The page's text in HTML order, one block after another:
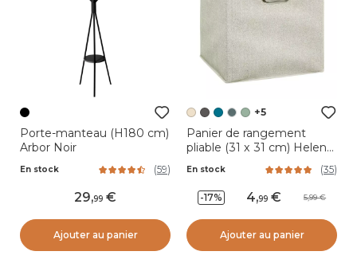
Porte-manteau (H180 cm)
Arbor Noir
En stock (59)
29,99
Ajouter au panier
+5
Panier de rangement
pliable (31 x 31 cm) Helena
En stock (35)
-17% 4,99 5,99
Ajouter au panier